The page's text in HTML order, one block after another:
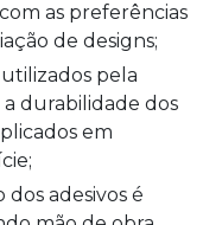
as preferências
de designs;
durabilidade dos
em